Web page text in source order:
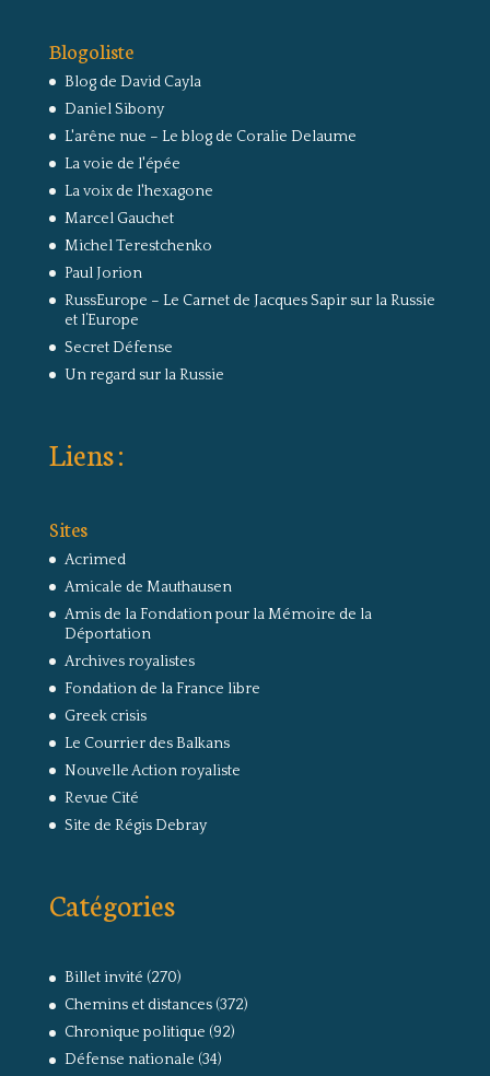
Blogoliste
Blog de David Cayla
Daniel Sibony
L'arêne nue – Le blog de Coralie Delaume
La voie de l'épée
La voix de l'hexagone
Marcel Gauchet
Michel Terestchenko
Paul Jorion
RussEurope – Le Carnet de Jacques Sapir sur la Russie
et l’Europe
Secret Défense
Un regard sur la Russie
Liens :
Sites
Acrimed
Amicale de Mauthausen
Amis de la Fondation pour la Mémoire de la
Déportation
Archives royalistes
Fondation de la France libre
Greek crisis
Le Courrier des Balkans
Nouvelle Action royaliste
Revue Cité
Site de Régis Debray
Catégories
Billet invité (270)
Chemins et distances(372)
Chronique politique (92)
Défense nationale (34)